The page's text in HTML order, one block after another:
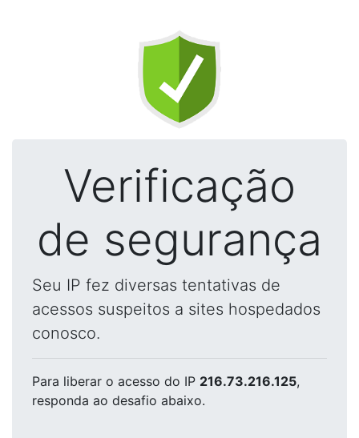
Verificação
de segurança
Seu IP fez diversas tentativas de
acessos suspeitos a sites hospedados
conosco.
Para liberar o acesso do IP 216.73.216.125,
responda ao desafio abaixo.